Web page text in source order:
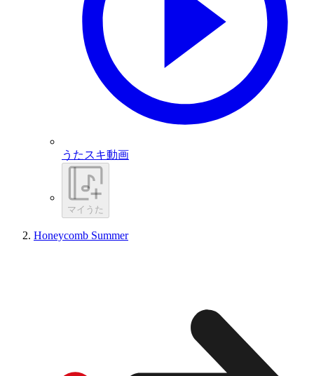
うたスキ動画
マイうた
Honeycomb Summer